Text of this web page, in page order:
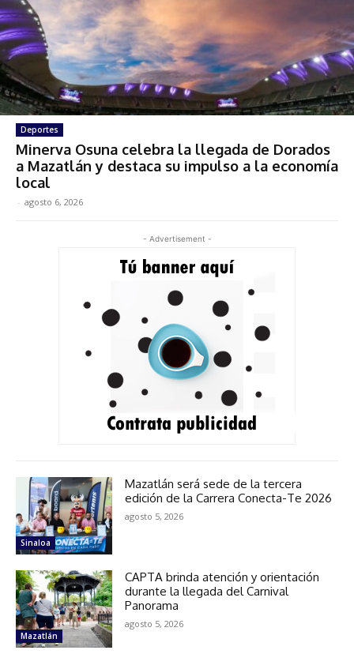
Deportes
Minerva Osuna celebra la llegada de Dorados
a Mazatlán y destaca su impulso a la economía
local
- agosto 6, 2026
- Advertisement -
Sinaloa
Mazatlán será sede de la tercera
edición de la Carrera Conecta-Te 2026
agosto 5, 2026
Mazatlán
CAPTA brinda atención y orientación
durante la llegada del Carnival
Panorama
agosto 5, 2026